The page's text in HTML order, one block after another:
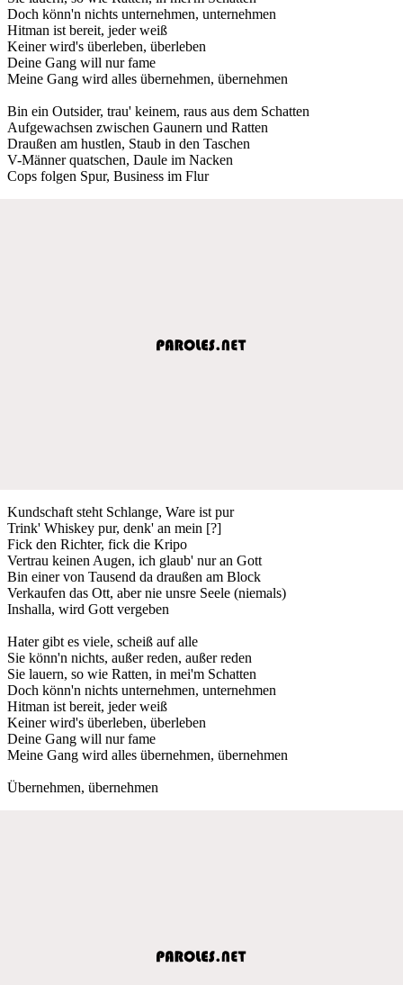
Doch könn'n nichts unternehmen, unternehmen
Hitman ist bereit, jeder weiß
Keiner wird's überleben, überleben
Deine Gang will nur fame
Meine Gang wird alles übernehmen, übernehmen
Bin ein Outsider, trau' keinem, raus aus dem Schatten
Aufgewachsen zwischen Gaunern und Ratten
Draußen am hustlen, Staub in den Taschen
V-Männer quatschen, Daule im Nacken
Cops folgen Spur, Business im Flur
Kundschaft steht Schlange, Ware ist pur
Trink' Whiskey pur, denk' an mein [?]
Fick den Richter, fick die Kripo
Vertrau keinen Augen, ich glaub' nur an Gott
Bin einer von Tausend da draußen am Block
Verkaufen das Ott, aber nie unsre Seele (niemals)
Inshalla, wird Gott vergeben
Hater gibt es viele, scheiß auf alle
Sie könn'n nichts, außer reden, außer reden
Sie lauern, so wie Ratten, in mei'm Schatten
Doch könn'n nichts unternehmen, unternehmen
Hitman ist bereit, jeder weiß
Keiner wird's überleben, überleben
Deine Gang will nur fame
Meine Gang wird alles übernehmen, übernehmen
Übernehmen, übernehmen